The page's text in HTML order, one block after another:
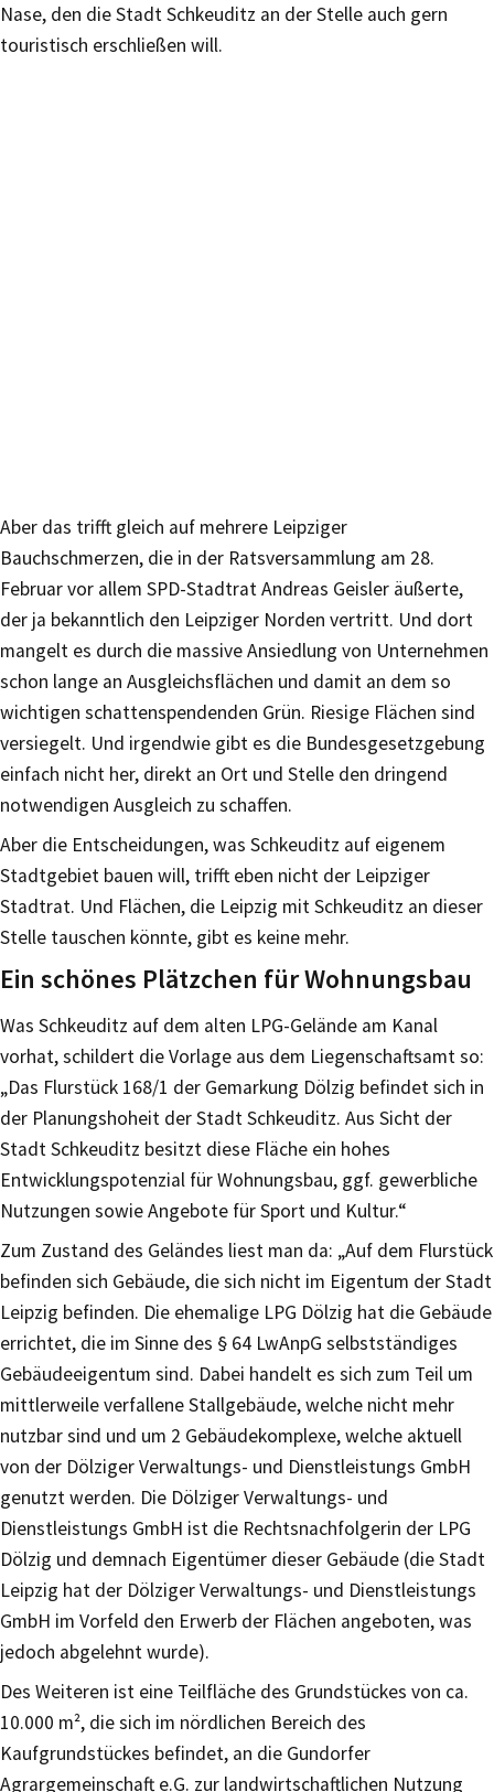
Nase, den die Stadt Schkeuditz an der Stelle auch gern
touristisch erschließen will.
Aber das trifft gleich auf mehrere Leipziger
Bauchschmerzen, die in der Ratsversammlung am 28.
Februar vor allem SPD-Stadtrat Andreas Geisler äußerte,
der ja bekanntlich den Leipziger Norden vertritt. Und dort
mangelt es durch die massive Ansiedlung von Unternehmen
schon lange an Ausgleichsflächen und damit an dem so
wichtigen schattenspendenden Grün. Riesige Flächen sind
versiegelt. Und irgendwie gibt es die Bundesgesetzgebung
einfach nicht her, direkt an Ort und Stelle den dringend
notwendigen Ausgleich zu schaffen.
Aber die Entscheidungen, was Schkeuditz auf eigenem
Stadtgebiet bauen will, trifft eben nicht der Leipziger
Stadtrat. Und Flächen, die Leipzig mit Schkeuditz an dieser
Stelle tauschen könnte, gibt es keine mehr.
Ein schönes Plätzchen für Wohnungsbau
Was Schkeuditz auf dem alten LPG-Gelände am Kanal
vorhat, schildert die Vorlage aus dem Liegenschaftsamt so:
„Das Flurstück 168/1 der Gemarkung Dölzig befindet sich in
der Planungshoheit der Stadt Schkeuditz. Aus Sicht der
Stadt Schkeuditz besitzt diese Fläche ein hohes
Entwicklungspotenzial für Wohnungsbau, ggf. gewerbliche
Nutzungen sowie Angebote für Sport und Kultur.“
Zum Zustand des Geländes liest man da: „Auf dem Flurstück
befinden sich Gebäude, die sich nicht im Eigentum der Stadt
Leipzig befinden. Die ehemalige LPG Dölzig hat die Gebäude
errichtet, die im Sinne des § 64 LwAnpG selbstständiges
Gebäudeeigentum sind. Dabei handelt es sich zum Teil um
mittlerweile verfallene Stallgebäude, welche nicht mehr
nutzbar sind und um 2 Gebäudekomplexe, welche aktuell
von der Dölziger Verwaltungs- und Dienstleistungs GmbH
genutzt werden. Die Dölziger Verwaltungs- und
Dienstleistungs GmbH ist die Rechtsnachfolgerin der LPG
Dölzig und demnach Eigentümer dieser Gebäude (die Stadt
Leipzig hat der Dölziger Verwaltungs- und Dienstleistungs
GmbH im Vorfeld den Erwerb der Flächen angeboten, was
jedoch abgelehnt wurde).
Des Weiteren ist eine Teilfläche des Grundstückes von ca.
10.000 m², die sich im nördlichen Bereich des
Kaufgrundstückes befindet, an die Gundorfer
Agrargemeinschaft e.G. zur landwirtschaftlichen Nutzung